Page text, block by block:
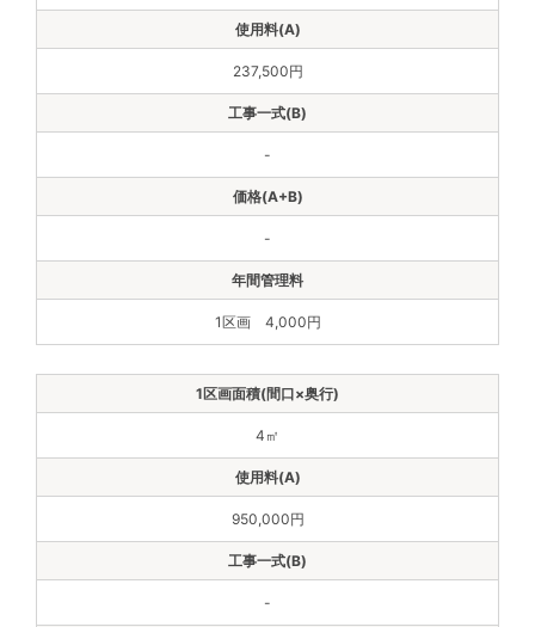
237,500円
-
-
1区画 4,000円
4㎡
950,000円
-